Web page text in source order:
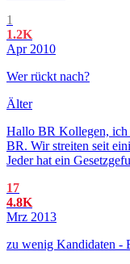
1
1.2K
Apr 2010
Wer rückt nach?
Älter
Hallo BR Kollegen, ich
BR. Wir streiten seit
Jeder hat ein
17
4.8K
Mrz 2013
zu wenig Kandidaten -